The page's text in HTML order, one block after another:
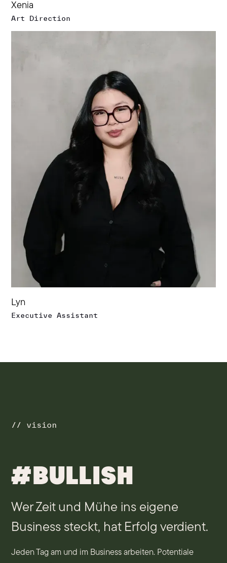
Xenia
Art Direction
Lyn
Executive Assistant
// vision
#BULLISH
Wer Zeit und Mühe ins eigene
Business steckt, hat Erfolg verdient.
Jeden Tag am und im Business arbeiten. Potentiale